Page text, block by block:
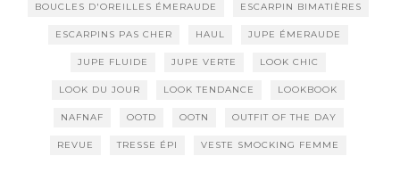
BOUCLES D'OREILLES ÉMERAUDE ESCARPIN BIMATIÈRES
ESCARPINS PAS CHER HAUL JUPE ÉMERAUDE
JUPE FLUIDE JUPE VERTE LOOK CHIC
LOOK DU JOUR LOOK TENDANCE LOOKBOOK
NAFNAF OOTD OOTN OUTFIT OF THE DAY
REVUE TRESSE ÉPI VESTE SMOCKING FEMME